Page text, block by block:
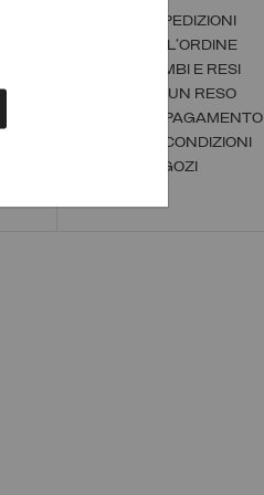
ORDINI E SPEDIZIONI
STATO DELL'ORDINE
POLICY CAMBI E RESI
EFFETTUA UN RESO
METODI DI PAGAMENTO
TERMINI E CONDIZIONI
TROVA NEGOZI